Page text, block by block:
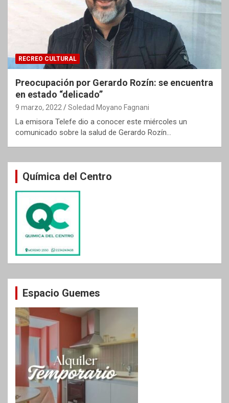
RECREO CULTURAL
Preocupación por Gerardo Rozín: se encuentra
en estado “delicado”
9 marzo, 2022 Soledad Moyano Fagnani
La emisora Telefe dio a conocer este miércoles un
comunicado sobre la salud de Gerardo Rozín…
Química del Centro
Espacio Guemes